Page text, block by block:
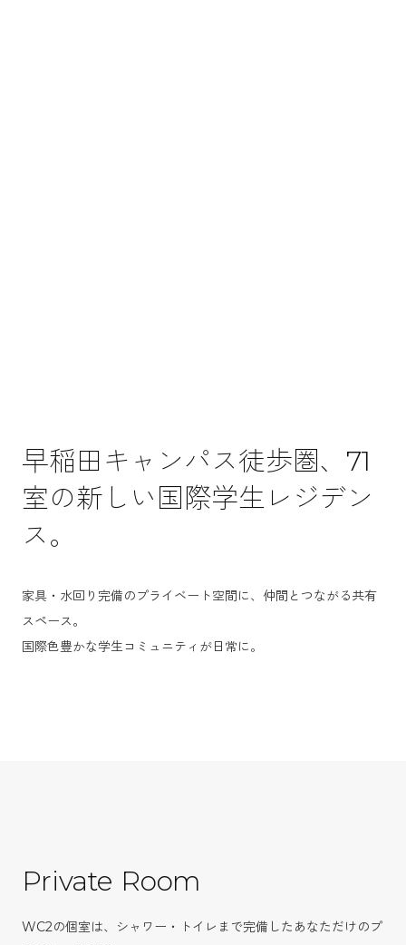
早稲田キャンパス徒歩圏、71
室の新しい国際学生レジデン
ス。
家具・水回り完備のプライベート空間に、仲間とつながる共有
スペース。
国際色豊かな学生コミュニティが日常に。
Private Room
WC2の個室は、シャワー・トイレまで完備したあなただけのプ